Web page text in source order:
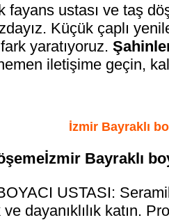
fayans ustası ve taş
Küçük çaplı
yaratıyoruz.
iletişime geçin,
İzmir Bayraklı
Bayraklı
USTASI:
ve dayanıklılık katın.